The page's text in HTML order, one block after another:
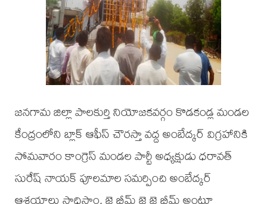
జనగామ జిల్లా పాలకుర్తి నియోజకవర్గం కొడకండ్ల మండల
కేంద్రంలోని బ్లాక్ ఆఫీస్ చౌరస్తా వద్ద అంబేద్కర్ విగ్రహానికి
సోమవారం కాంగ్రెస్ మండల పార్టీ అధ్యక్షుడు ధరావత్
సురేష్ నాయక్ పూలమాల సమర్పించి అంబేద్కర్